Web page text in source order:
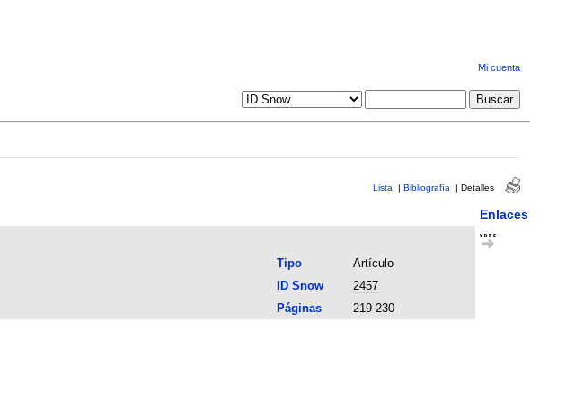
Mi cuenta
Lista | Bibliografía | Detalles
Enlaces
Tipo
Artículo
ID Snow
2457
Páginas
219-230